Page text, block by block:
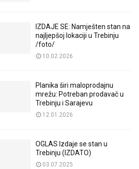
IZDAJE SE: Namješten stan na
najljepšoj lokaciji u Trebinju
/foto/
10.02.2026
Planika širi maloprodajnu
mrežu: Potreban prodavač u
Trebinju i Sarajevu
12.01.2026
OGLAS Izdaje se stan u
Trebinju (IZDATO)
03.07.2025